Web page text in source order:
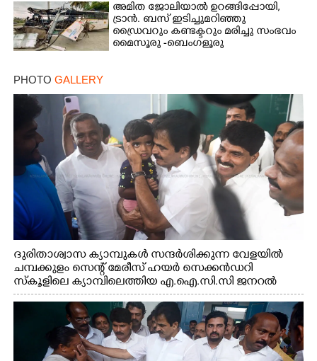
അമിത ജോലിയാൽ ഉറങ്ങിപ്പോയി,
ട്രാൻ. ബസ് ഇടിച്ചുമറിഞ്ഞു
ഡ്രൈവറും കണ്ടക്ടറും മരിച്ചു സംഭവം
മൈസൂരു -ബെംഗളൂരു
PHOTO GALLERY
ദുരിതാശ്വാസ ക്യാമ്പുകൾ സന്ദർശിക്കുന്ന വേളയിൽ
ചമ്പക്കുളം സെന്റ് മേരീസ് ഹയർ സെക്കൻഡറി
സ്കൂളിലെ ക്യാമ്പിലെത്തിയ എ.ഐ.സി.സി ജനറൽ
സെക്രട്ടറി കെ.സി വേണുഗോപാൽ എം.പി കുരുന്നിനെ
എടുത്ത് ലാളിച്ചപ്പോൾ. സഹകരണ-എക്സൈസ്
വകുപ്പ് മന്ത്രി എം. ലിജു, കൃഷിവകുപ്പ് മന്ത്രി ടി. സിദ്ദിഖ്,
റെജി ചെറിയാൻ എം. എൽ. എ എന്നിവർ സമീപം